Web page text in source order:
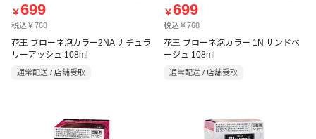
￥699
税込￥768
花王 ブローネ泡カラー2NA ナチュラ
リーアッシュ 108ml
通常配送 / 店舗受取
￥699
税込￥768
花王 ブローネ泡カラー 1N サンドベ
ージュ 108ml
通常配送 / 店舗受取